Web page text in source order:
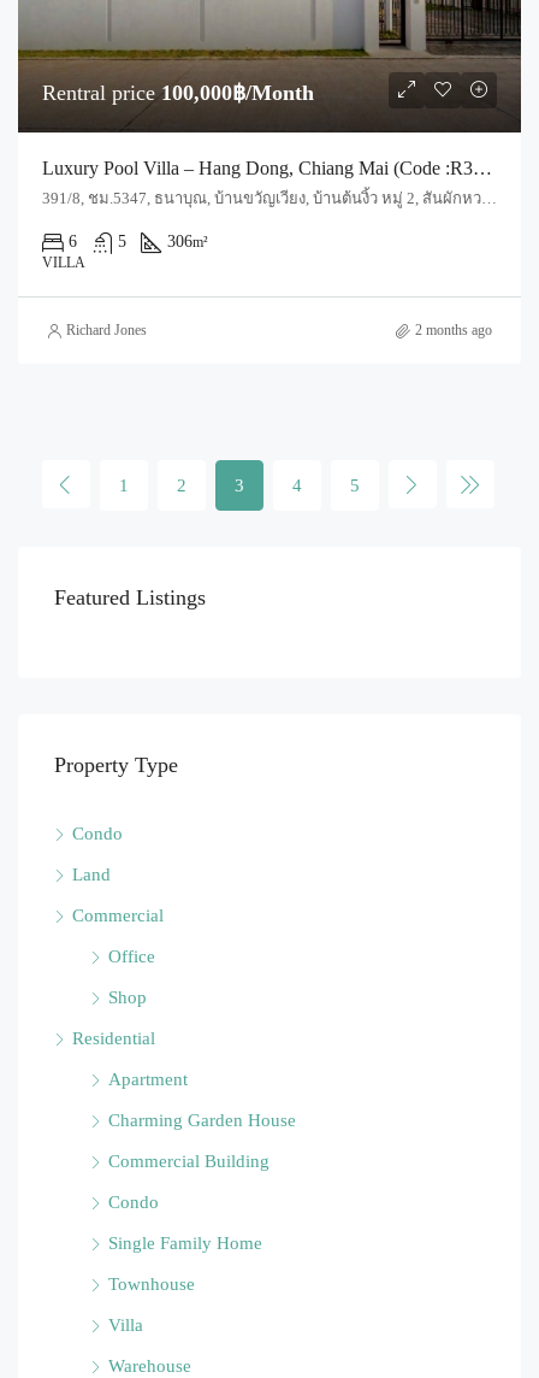
Rentral price100,000฿/Month
Luxury Pool Villa – Hang Dong, Chiang Mai (Code :R3978)
391/8, ชม.5347, ธนาบุณ, บ้านขวัญเวียง, บ้านต้นงิ้ว หมู่ 2, สันผักหวาน, อำเภอหางดง, จังหวัดเชียงใหม่, 50230, ประเทศไทย, Chiang Mai, Hang Dong, San Phak Wan
6 5 306m²
VILLA
Richard Jones 2 months ago
1 2 3 4 5
Featured Listings
Property Type
Condo
Land
Commercial
Office
Shop
Residential
Apartment
Charming Garden House
Commercial Building
Condo
Single Family Home
Townhouse
Villa
Warehouse